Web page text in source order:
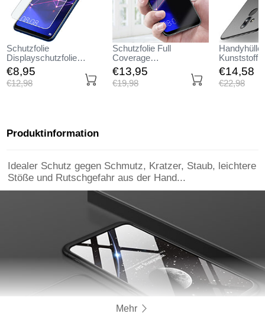
Schutzfolie
Displayschutzfolie
Panzerfolie Skins zum
Aufkleben Gehärtetes
Glas Glasfolie für
€8,95
€12,98
Schutzfolie Full
Coverage
Displayschutzfolie
Panzerfolie Skins zum
Aufkleben Gehärtetes
€13,95
€19,98
Handyhülle
Kunststoff
Tasche
Huawei
Schwarz
€14,58
€22,98
Produktinformation
Idealer Schutz gegen Schmutz, Kratzer, Staub, leichtere
Stöße und Rutschgefahr aus der Hand...
Mehr